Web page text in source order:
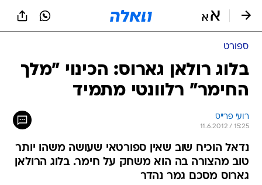
ספורט
בלוג רולאן גארוס: הכינוי "מלך
החימר" רלוונטי מתמיד
רועי פרייס
11.6.2012 / 15:25
נדאל הוכיח שוב שאין ספורטאי שעושה משהו יותר
טוב מהצורה בה הוא משחק על חימר. בלוג הרולאן
גארוס מסכם גמר נהדר